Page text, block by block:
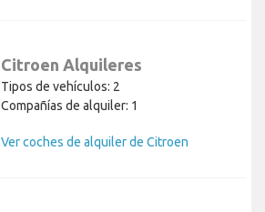
Citroen Alquileres
Tipos de vehículos: 2
Compañías de alquiler: 1
Ver coches de alquiler de Citroen